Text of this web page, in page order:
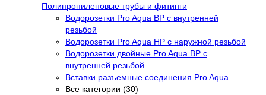
Полипропиленовые трубы и фитинги
Водорозетки Pro Aqua ВР с внутренней
резьбой
Водорозетки Pro Aqua НР с наружной резьбой
Водорозетки двойные Pro Aqua ВР с
внутренней резьбой
Вставки разъемные соединения Pro Aqua
Все категории (30)